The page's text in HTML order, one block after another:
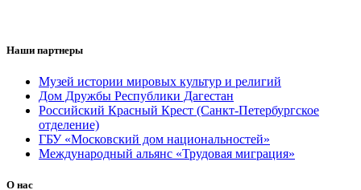
Наши партнеры
Музей истории мировых культур и религий
Дом Дружбы Республики Дагестан
Российский Красный Крест (Санкт-Петербургское
отделение)
ГБУ «Московский дом национальностей»
Международный альянс «Трудовая миграция»
О нас